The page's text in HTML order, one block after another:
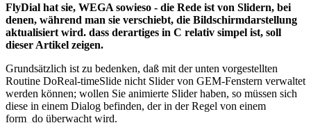
FlyDial hat sie, WEGA sowieso - die Rede ist von Slidern, bei
denen, während man sie verschiebt, die Bildschirmdarstellung
aktualisiert wird. dass derartiges in C relativ simpel ist, soll
dieser Artikel zeigen.
Grundsätzlich ist zu bedenken, daß mit der unten vorgestellten
Routine DoReal-timeSlide nicht Slider von GEM-Fenstern verwaltet
werden können; wollen Sie animierte Slider haben, so müssen sich
diese in einem Dialog befinden, der in der Regel von einem
form_do überwacht wird.